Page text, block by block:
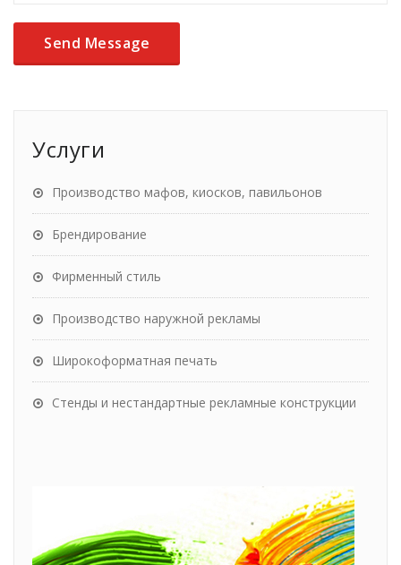
Услуги
Производство мафов, киосков, павильонов
Брендирование
Фирменный стиль
Производство наружной рекламы
Широкоформатная печать
Стенды и нестандартные рекламные конструкции